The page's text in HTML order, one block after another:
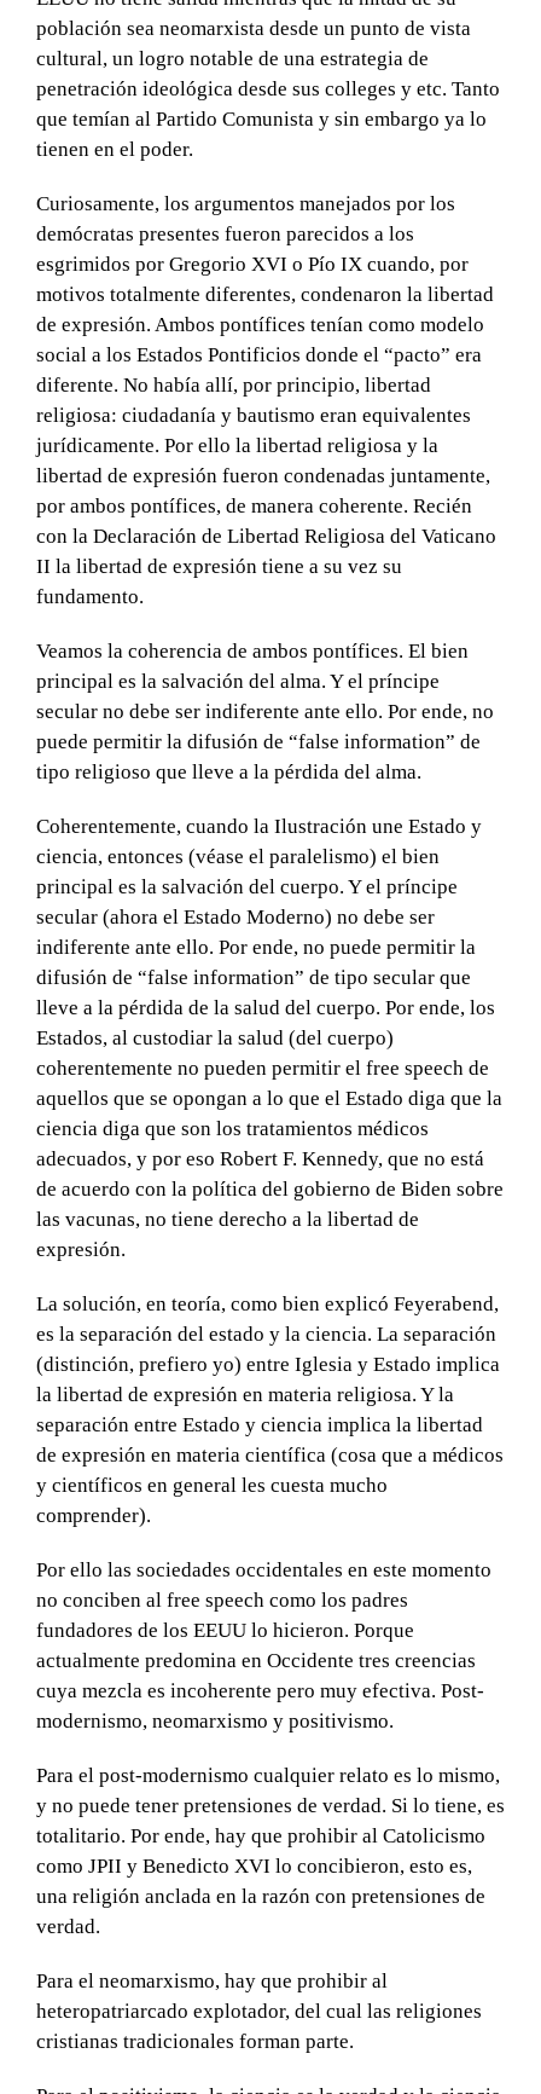
población sea neomarxista desde un punto de vista
cultural, un logro notable de una estrategia de
penetración ideológica desde sus colleges y etc. Tanto
que temían al Partido Comunista y sin embargo ya lo
tienen en el poder.
Curiosamente, los argumentos manejados por los
demócratas presentes fueron parecidos a los
esgrimidos por Gregorio XVI o Pío IX cuando, por
motivos totalmente diferentes, condenaron la libertad
de expresión. Ambos pontífices tenían como modelo
social a los Estados Pontificios donde el “pacto” era
diferente. No había allí, por principio, libertad
religiosa: ciudadanía y bautismo eran equivalentes
jurídicamente. Por ello la libertad religiosa y la
libertad de expresión fueron condenadas juntamente,
por ambos pontífices, de manera coherente. Recién
con la Declaración de Libertad Religiosa del Vaticano
II la libertad de expresión tiene a su vez su
fundamento.
Veamos la coherencia de ambos pontífices. El bien
principal es la salvación del alma. Y el príncipe
secular no debe ser indiferente ante ello. Por ende, no
puede permitir la difusión de “false information” de
tipo religioso que lleve a la pérdida del alma.
Coherentemente, cuando la Ilustración une Estado y
ciencia, entonces (véase el paralelismo) el bien
principal es la salvación del cuerpo. Y el príncipe
secular (ahora el Estado Moderno) no debe ser
indiferente ante ello. Por ende, no puede permitir la
difusión de “false information” de tipo secular que
lleve a la pérdida de la salud del cuerpo. Por ende, los
Estados, al custodiar la salud (del cuerpo)
coherentemente no pueden permitir el free speech de
aquellos que se opongan a lo que el Estado diga que la
ciencia diga que son los tratamientos médicos
adecuados, y por eso Robert F. Kennedy, que no está
de acuerdo con la política del gobierno de Biden sobre
las vacunas, no tiene derecho a la libertad de
expresión.
La solución, en teoría, como bien explicó Feyerabend,
es la separación del estado y la ciencia. La separación
(distinción, prefiero yo) entre Iglesia y Estado implica
la libertad de expresión en materia religiosa. Y la
separación entre Estado y ciencia implica la libertad
de expresión en materia científica (cosa que a médicos
y científicos en general les cuesta mucho
comprender).
Por ello las sociedades occidentales en este momento
no conciben al free speech como los padres
fundadores de los EEUU lo hicieron. Porque
actualmente predomina en Occidente tres creencias
cuya mezcla es incoherente pero muy efectiva. Post-
modernismo, neomarxismo y positivismo.
Para el post-modernismo cualquier relato es lo mismo,
y no puede tener pretensiones de verdad. Si lo tiene, es
totalitario. Por ende, hay que prohibir al Catolicismo
como JPII y Benedicto XVI lo concibieron, esto es,
una religión anclada en la razón con pretensiones de
verdad.
Para el neomarxismo, hay que prohibir al
heteropatriarcado explotador, del cual las religiones
cristianas tradicionales forman parte.